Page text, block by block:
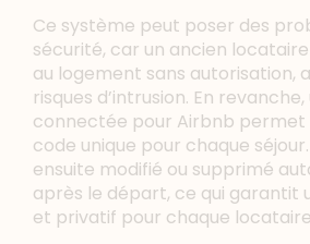
Ce système peut poser des
sécurité, car un ancien
au logement sans autorisation,
risques d’intrusion. En
connectée pour Airbnb permet
code unique pour chaque
ensuite modifié ou supprimé
après le départ, ce qui garantit
et privatif pour chaque